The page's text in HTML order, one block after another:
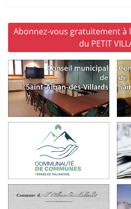
Abonnez-vous gratuitement
du PETIT